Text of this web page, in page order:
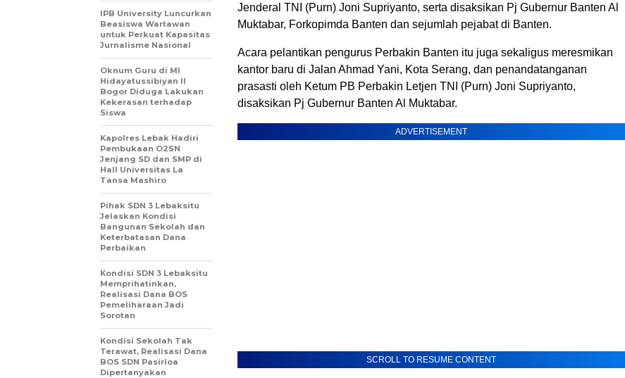
Jenderal TNI (Purn) Joni Supriyanto, serta disaksikan Pj Gubernur Banten Al
Muktabar, Forkopimda Banten dan sejumlah pejabat di Banten.
Acara pelantikan pengurus Perbakin Banten itu juga sekaligus meresmikan
kantor baru di Jalan Ahmad Yani, Kota Serang, dan penandatanganan
prasasti oleh Ketum PB Perbakin Letjen TNI (Purn) Joni Supriyanto,
disaksikan Pj Gubernur Banten Al Muktabar.
ADVERTISEMENT
SCROLL TO RESUME CONTENT
IPB University Luncurkan
Beasiswa Wartawan
untuk Perkuat Kapasitas
Jurnalisme Nasional
Oknum Guru di MI
Hidayatussibiyan II
Bogor Diduga Lakukan
Kekerasan terhadap
Siswa
Kapolres Lebak Hadiri
Pembukaan O2SN
Jenjang SD dan SMP di
Hall Universitas La
Tansa Mashiro
Pihak SDN 3 Lebaksitu
Jelaskan Kondisi
Bangunan Sekolah dan
Keterbatasan Dana
Perbaikan
Kondisi SDN 3 Lebaksitu
Memprihatinkan,
Realisasi Dana BOS
Pemeliharaan Jadi
Sorotan
Kondisi Sekolah Tak
Terawat, Realisasi Dana
BOS SDN Pasirloa
Dipertanyakan